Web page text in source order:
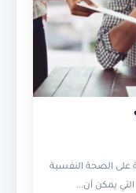
على الصحة النفسية
يمكن أن...